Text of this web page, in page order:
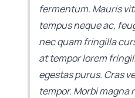
fermentum. Mauris
tempus neque ac,
nec quam fringilla
at tempor lorem
egestas purus. Cras
tempor. Morbi